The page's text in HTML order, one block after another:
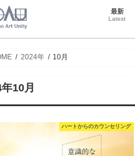
最新
Latest
2024年 10月
10月
ハートからのカウンセリング